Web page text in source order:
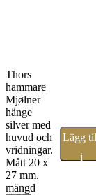
Thors
hammare
Mjølner
hänge
silver med
huvud och
vridningar.
Mått 20 x
27 mm.
mängd
Lägg
i